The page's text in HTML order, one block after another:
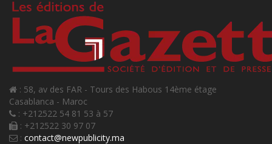
: 58, av des FAR - Tours des Habous 14ème étage
Casablanca - Maroc
: +212522 54 81 53 à 57
: +212522 30 97 07
: contact@newpublicity.ma